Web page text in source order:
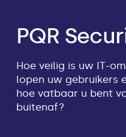
PQR
Hoe veilig is uw IT-
lopen uw gebruikers
hoe vatbaar u bent
buitenaf?